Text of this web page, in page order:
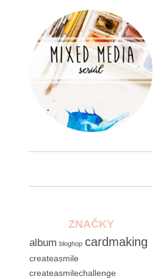
ZNAČKY
album bloghop cardmaking
createasmile
createasmilechallenge